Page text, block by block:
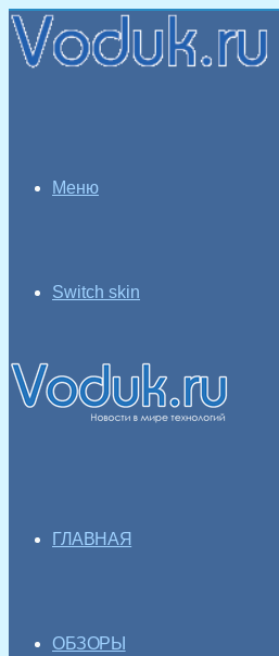
Меню
Switch skin
ГЛАВНАЯ
ОБЗОРЫ